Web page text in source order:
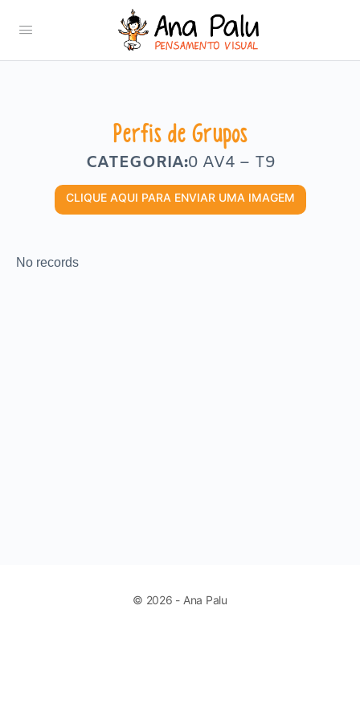
Perfis de Grupos
CATEGORIA:0 AV4 – T9
CLIQUE AQUI PARA ENVIAR UMA IMAGEM
No records
© 2026 - Ana Palu